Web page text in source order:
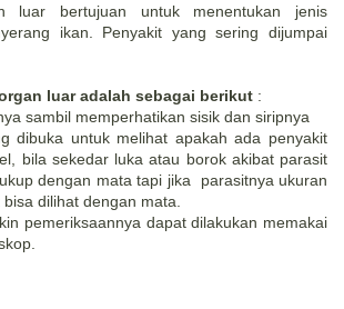
luar bertujuan untuk menentukan jenis
ikan. Penyakit yang sering dijumpai
luar adalah sebagai berikut :
sambil memperhatikan sisik dan siripnya
dibuka untuk melihat apakah ada penyakit
bila sekedar luka atau borok akibat parasit
dengan mata tapi jika parasitnya ukuran
bisa dilihat dengan mata.
pemeriksaannya dapat dilakukan memakai